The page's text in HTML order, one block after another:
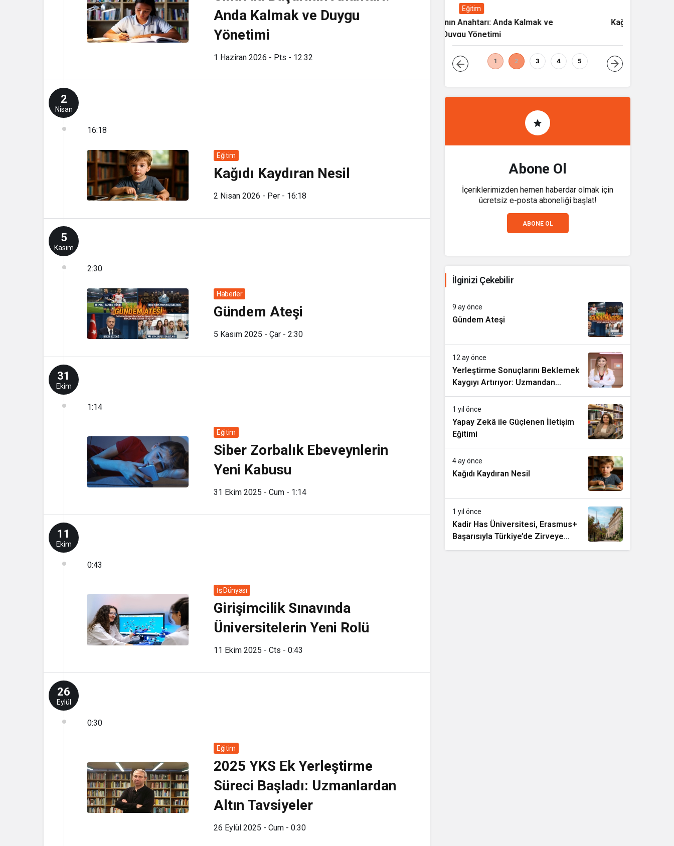
Anda Kalmak ve Duygu
Yönetimi
1 Haziran 2026 - Pts - 12:32
2
Nisan
16:18
Eğitim
Kağıdı Kaydıran Nesil
2 Nisan 2026 - Per - 16:18
5
Kasım
2:30
Haberler
Gündem Ateşi
5 Kasım 2025 - Çar - 2:30
31
Ekim
1:14
Eğitim
Siber Zorbalık Ebeveynlerin
Yeni Kabusu
31 Ekim 2025 - Cum - 1:14
11
Ekim
0:43
İş Dünyası
Girişimcilik Sınavında
Üniversitelerin Yeni Rolü
11 Ekim 2025 - Cts - 0:43
26
Eylül
0:30
Eğitim
2025 YKS Ek Yerleştirme
Süreci Başladı: Uzmanlardan
Altın Tavsiyeler
26 Eylül 2025 - Cum - 0:30
Sınavda Başarının Anahtarı: Anda Kalmak ve
Kağıdı Kaydıran Nesil
1 2 3 4 5
Abone Ol
İçeriklerimizden hemen haberdar olmak için
ücretsiz e-posta aboneliği başlat!
ABONE OL
İlginizi Çekebilir
9 ay önce
Gündem Ateşi
12 ay önce
Yerleştirme Sonuçlarını Beklemek
Kaygıyı Artırıyor: Uzmandan
Öneriler
1 yıl önce
Yapay Zekâ ile Güçlenen İletişim
Eğitimi
4 ay önce
Kağıdı Kaydıran Nesil
1 yıl önce
Kadir Has Üniversitesi, Erasmus+
Başarısıyla Türkiye’de Zirveye
Yerleşti